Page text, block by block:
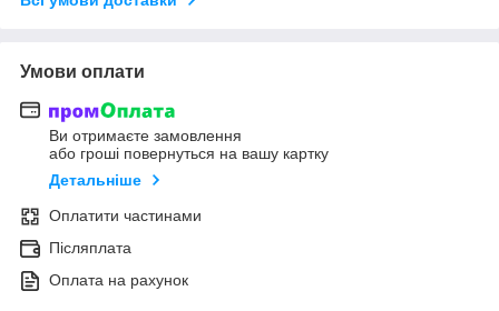
Умови оплати
Ви отримаєте замовлення
або гроші повернуться на вашу картку
Детальніше
Оплатити частинами
Післяплата
Оплата на рахунок